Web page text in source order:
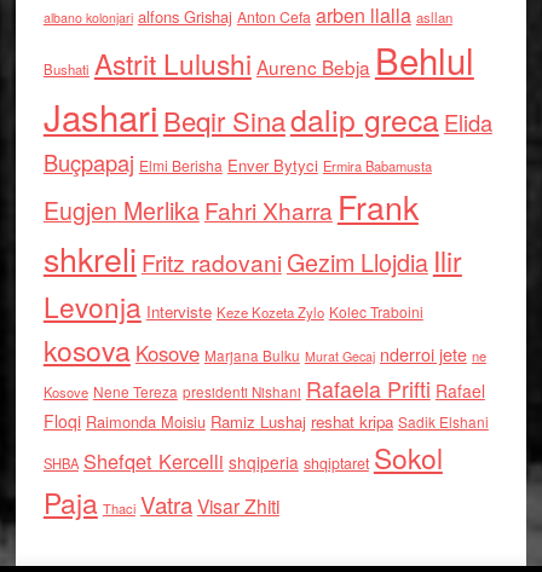
albano kolonjari alfons Grishaj Anton Cefa arben llalla asllan
Bushati Astrit Lulushi Aurenc Bebja Behlul
Jashari Beqir Sinadalip grecaElida
Buçpapaj Elmi Berisha Enver Bytyci Ermira Babamusta
Eugjen MerlikaFahri Xharra Frank
shkreli Fritz radovaniGezim Llojdia Ilir
Levonja Interviste Keze Kozeta Zylo Kolec Traboini
kosova Kosove Marjana Bulku Murat Gecaj nderroi jete ne
Kosove Nene Tereza presidenti Nishani Rafaela Prifti Rafael
Floqi Raimonda Moisiu Ramiz Lushaj reshat kripa Sadik Elshani
SHBA Shefqet Kercelli shqiperia shqiptaret Sokol
Paja Thaci VatraVisar Zhiti